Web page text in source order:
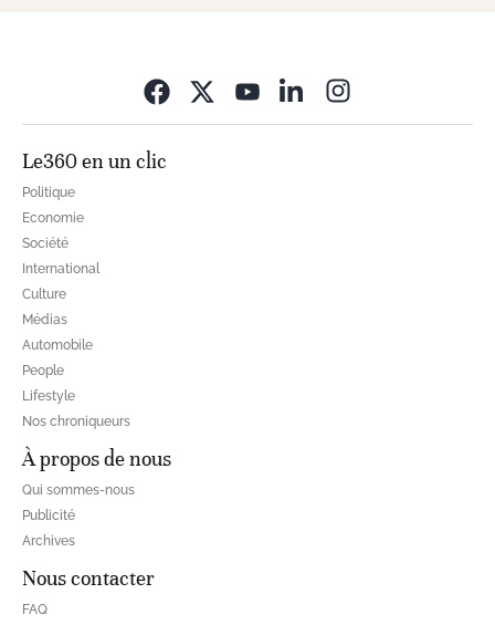
Le360 en un clic
Politique
Economie
Société
International
Culture
Médias
Automobile
People
Lifestyle
Nos chroniqueurs
À propos de nous
Qui sommes-nous
Publicité
Archives
Nous contacter
FAQ